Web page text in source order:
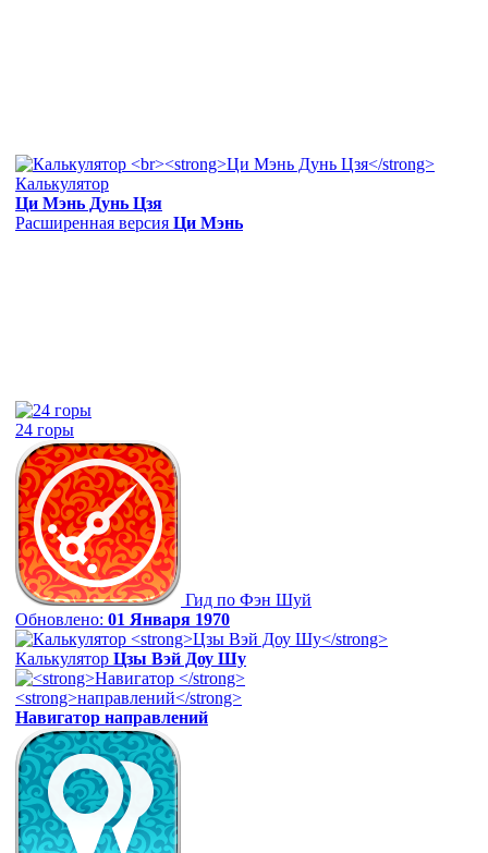
Калькулятор
Ци Мэнь Дунь Цзя
Расширенная версия Ци Мэнь
24 горы
Гид по Фэн Шуй
Обновлено: 01 Января 1970
Калькулятор Цзы Вэй Доу Шу
Навигатор направлений